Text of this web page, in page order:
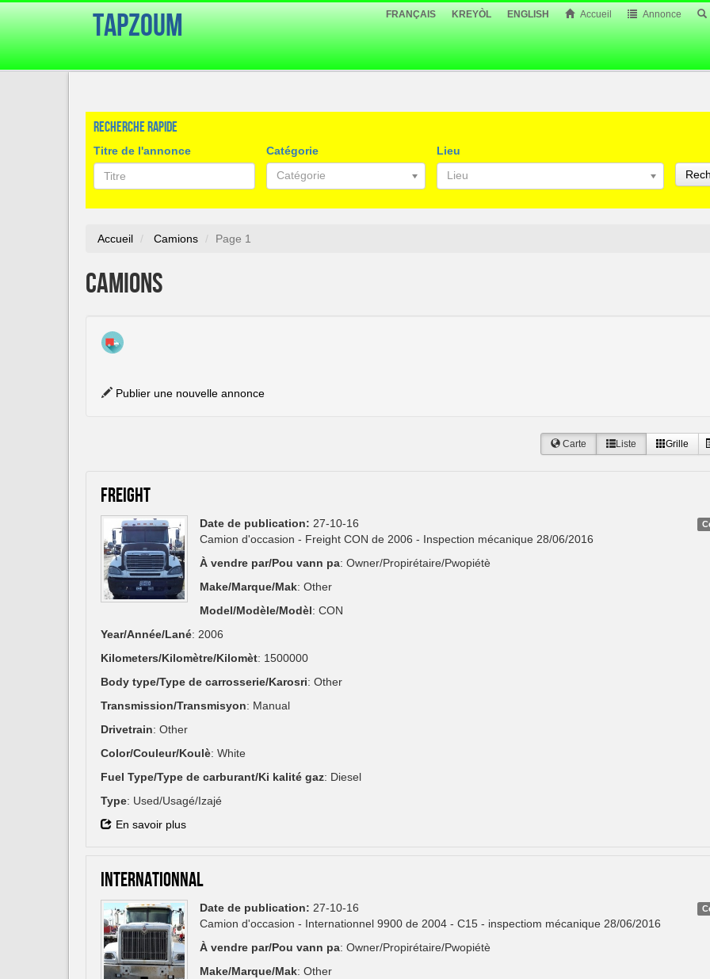
TapZoum FRANÇAIS KREYÒL ENGLISH Accueil Annonce
Recherche rapide
Titre de l'annonce
Catégorie
Catégorie
Lieu
Lieu
Accueil Camions Page 1
Camions
Publier une nouvelle annonce
Carte Liste Grille
Freight
Date de publication: 27-10-16
Camion d'occasion - Freight CON de 2006 - Inspection mécanique 28/06/2016
À vendre par/Pou vann pa: Owner/Propirétaire/Pwopiétè
Make/Marque/Mak: Other
Model/Modèle/Modèl: CON
Year/Année/Lané: 2006
Kilometers/Kilomètre/Kilomèt: 1500000
Body type/Type de carrosserie/Karosri: Other
Transmission/Transmisyon: Manual
Drivetrain: Other
Color/Couleur/Koulè: White
Fuel Type/Type de carburant/Ki kalité gaz: Diesel
Type: Used/Usagé/Izajé
En savoir plus
INTERNATIONNAL
Date de publication: 27-10-16
Camion d'occasion - Internationnel 9900 de 2004 - C15 - inspectiom mécanique 28/06/2016
À vendre par/Pou vann pa: Owner/Propirétaire/Pwopiétè
Make/Marque/Mak: Other